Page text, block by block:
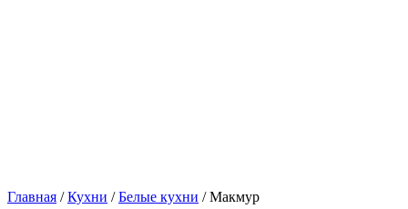
Главная /Кухни /Белые кухни / Макмур